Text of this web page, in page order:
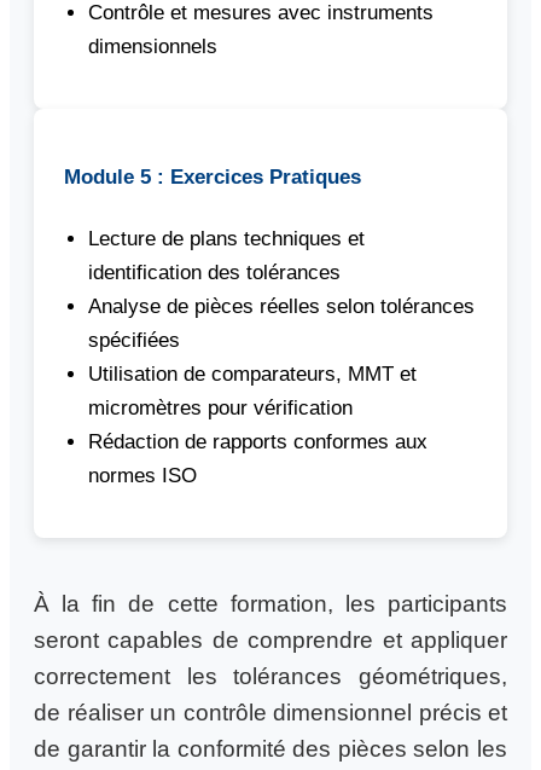
Contrôle et mesures avec instruments
dimensionnels
Module 5 : Exercices Pratiques
Lecture de plans techniques et
identification des tolérances
Analyse de pièces réelles selon tolérances
spécifiées
Utilisation de comparateurs, MMT et
micromètres pour vérification
Rédaction de rapports conformes aux
normes ISO
À la fin de cette formation, les participants
seront capables de comprendre et appliquer
correctement les tolérances géométriques,
de réaliser un contrôle dimensionnel précis et
de garantir la conformité des pièces selon les